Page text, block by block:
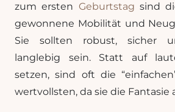
zum ersten Geburtstag sind
gewonnene Mobilität und
Sie sollten robust, sicher
langlebig sein. Statt auf
setzen, sind oft die
wertvollsten, da sie die Fantasie